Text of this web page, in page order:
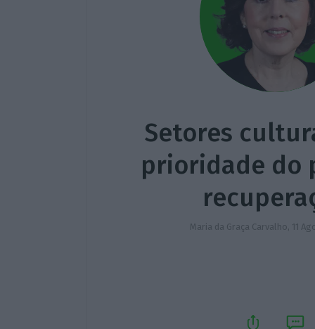
Setores
prioridade do
Maria da Graça Carvalho, 11